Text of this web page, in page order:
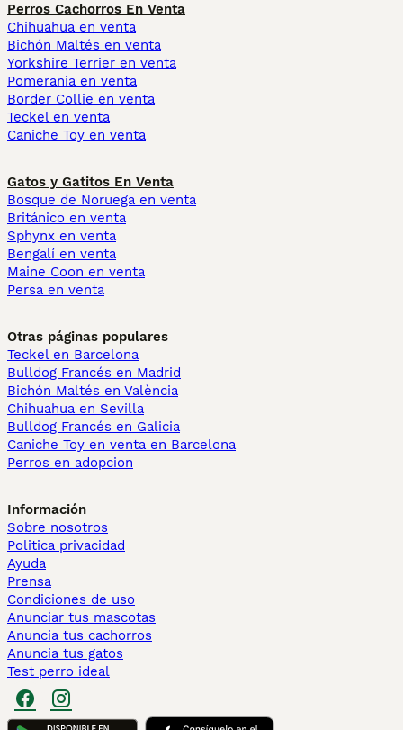
Perros Cachorros En Venta
Chihuahua en venta
Bichón Maltés en venta
Yorkshire Terrier en venta
Pomerania en venta
Border Collie en venta
Teckel en venta
Caniche Toy en venta
Gatos y Gatitos En Venta
Bosque de Noruega en venta
Británico en venta
Sphynx en venta
Bengalí en venta
Maine Coon en venta
Persa en venta
Otras páginas populares
Teckel en Barcelona
Bulldog Francés en Madrid
Bichón Maltés en València
Chihuahua en Sevilla
Bulldog Francés en Galicia
Caniche Toy en venta en Barcelona
Perros en adopcion
Información
Sobre nosotros
Politica privacidad
Ayuda
Prensa
Condiciones de uso
Anunciar tus mascotas
Anuncia tus cachorros
Anuncia tus gatos
Test perro ideal